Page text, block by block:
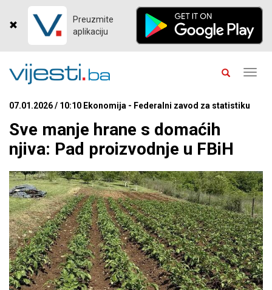
Preuzmite
aplikaciju
07.01.2026 / 10:10 Ekonomija - Federalni zavod za statistiku
Sve manje hrane s domaćih
njiva: Pad proizvodnje u FBiH